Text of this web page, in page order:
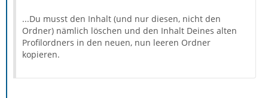
...Du musst den Inhalt (und nur diesen, nicht den
Ordner) nämlich löschen und den Inhalt Deines alten
Profilordners in den neuen, nun leeren Ordner
kopieren.